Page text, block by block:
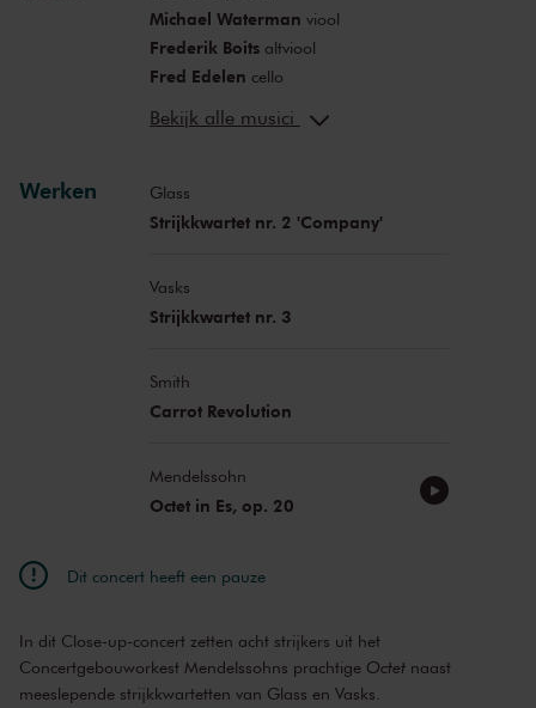
Michael Waterman viool
Frederik Boitsaltviool
Fred Edelen cello
Marc Daniel van Biemen
Benjamin Peledviool
Clément Peigné
Bekijk alle musici
Werken Glass
Strijkkwartet nr. 2 'Company'
Vasks
Strijkkwartet nr. 3
Smith
Carrot Revolution
Mendelssohn
Octet in Es, op. 20
Dit concert heeft een pauze
In dit Close-up-concert zetten acht strijkers uit het
Concertgebouworkest Mendelssohns prachtige Octet naast
meeslepende strijkkwartetten van Glass en Vasks.